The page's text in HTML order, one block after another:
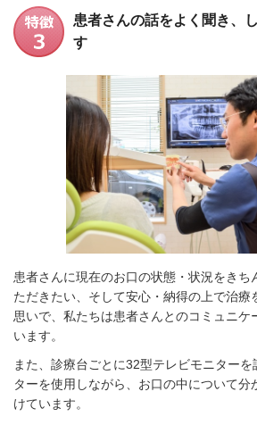
患者さんの話をよく聞き、
す
患者さんに現在のお口の状態・状況をきち
ただきたい、そして安心・納得の上で治療
思いで、私たちは患者さんとのコミュニケ
います。
また、診療台ごとに32型テレビモニター
ターを使用しながら、お口の中について分
けています。